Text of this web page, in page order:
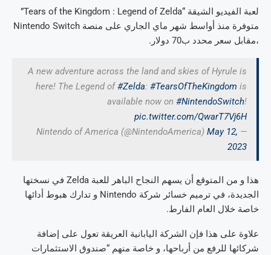
لعبة الفيديو الشيقة “Tears of the Kingdom : Legend of Zelda”
متوفرة منذ أواسط شهر ماي الجاري على منصة Nintendo Switch
،مقابل سعر محدد ب70 دولار.
A new adventure across the land and skies of Hyrule is
here! The Legend of #Zelda: #TearsOfTheKingdom is
available now on #NintendoSwitch!
pic.twitter.com/QwarT7Vj6H
— Nintendo of America (@NintendoAmerica)
May 12,
2023
هذا و من المتوقع أن يسهم النجاح الباهر للعبة Zelda في نسختها
الجديدة، في ترميم خسائر شركة Nintendo و تدارك هبوط أدائها
خاصة خلال العام الفارط.
علاوة على هذا فإن الشركة اليابانية العريقة تعول على إضافة
شركائها للرفع من أرباحها، و خاصة منهم “صندوق الاستثمارات